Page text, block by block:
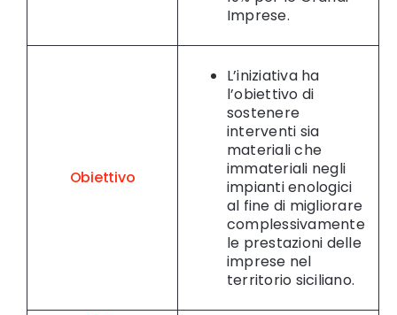
Imprese.
Obiettivo
L’iniziativa ha
l’obiettivo di
sostenere
interventi sia
materiali che
immateriali negli
impianti enologici
al fine di migliorare
complessivamente
le prestazioni delle
imprese nel
territorio siciliano.